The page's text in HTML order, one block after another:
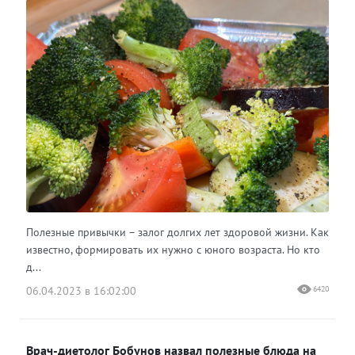
Полезные привычки – залог долгих лет здоровой жизни. Как
известно, формировать их нужно с юного возраста. Но кто
д...
06.04.2023 в 16:02:00
6420
Врач-диетолог Бобунов назвал полезные блюда на